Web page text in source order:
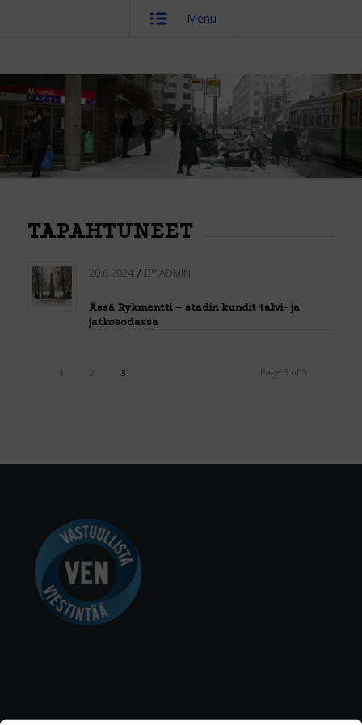
Menu
TAPAHTUNEET
20.6.2024 / BY ADMIN
Ässä Rykmentti – stadin kundit talvi- ja
jatkosodassa
Page 3 of 3
1 2 3